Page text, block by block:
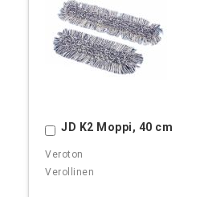
JD K2 Moppi, 40 cm
Ostoskoriin